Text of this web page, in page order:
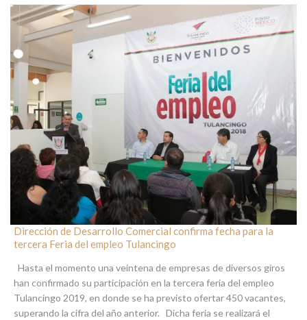
Dirección de Desarrollo Comercial confirma fecha para la
tercera Feria del empleo Tulancingo
Hasta el momento una veintena de empresas de diversos giros
han confirmado su participación en la tercera feria del empleo
Tulancingo 2019, en donde se ha previsto ofertar 450 vacantes,
superando la cifra del año anterior. Dicha feria se realizará el